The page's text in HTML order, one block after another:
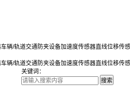
车辆/轨道交通防夹设备加速度传感器直线位移传
车辆/轨道交通防夹设备加速度传感器直线位移传
关键词：